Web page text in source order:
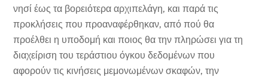
νησί έως τα βορειότερα αρχιπελάγη, και παρά τις
προκλήσεις που προαναφέρθηκαν, από πού θα
προέλθει η υποδομή και ποιος θα την πληρώσει για τη
διαχείριση του τεράστιου όγκου δεδομένων που
αφορούν τις κινήσεις μεμονωμένων σκαφών, την